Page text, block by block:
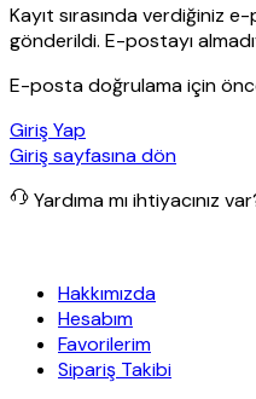
Kayıt sırasında verdiğiniz
gönderildi. E-postayı
E-posta doğrulama için
Giriş Yap
Giriş sayfasına dön
Yardıma mı ihtiyacınız
Hakkımızda
Hesabım
Favorilerim
Sipariş Takibi